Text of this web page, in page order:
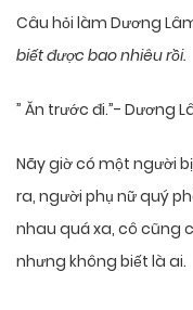
Câu hỏi làm Dương
biết được bao nhiêu rồi.
” Ăn trước đi.”- Dương
Nãy giờ có một người
ra, người phụ nữ quý
nhau quá xa, cô cũng
nhưng không biết là ai.